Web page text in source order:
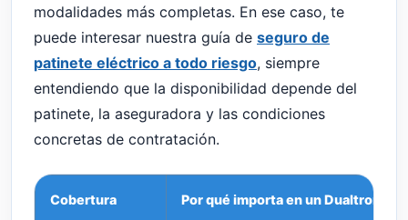
modalidades más completas. En ese caso, te
puede interesar nuestra guía de seguro de
patinete eléctrico a todo riesgo, siempre
entendiendo que la disponibilidad depende del
patinete, la aseguradora y las condiciones
concretas de contratación.
Cobertura Por qué importa en un Dualtron